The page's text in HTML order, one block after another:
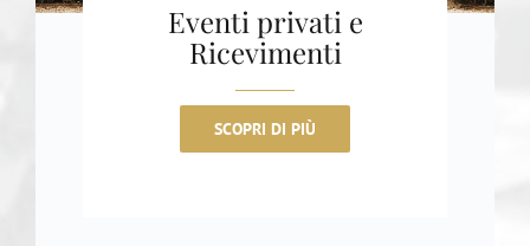
Eventi privati e
Ricevimenti
SCOPRI DI PIÙ